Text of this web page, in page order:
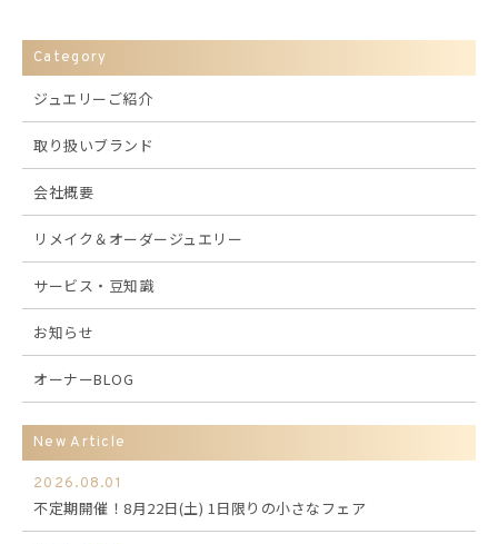
Category
ジュエリーご紹介
取り扱いブランド
会社概要
リメイク＆オーダージュエリー
サービス・豆知識
お知らせ
オーナーBLOG
New Article
2026.08.01
不定期開催！8月22日(土) 1日限りの小さなフェア